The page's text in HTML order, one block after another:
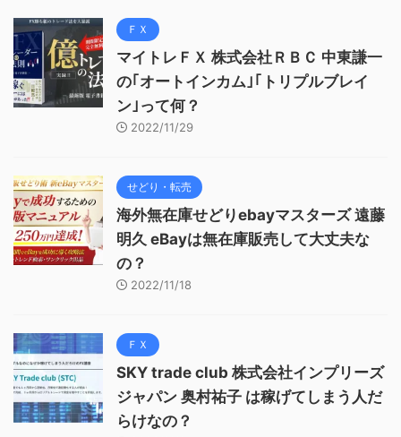
ＦＸ
マイトレＦＸ 株式会社ＲＢＣ 中東謙一
の｢オートインカム｣｢トリプルブレイ
ン｣って何？
2022/11/29
せどり・転売
海外無在庫せどりebayマスターズ 遠藤
明久 eBayは無在庫販売して大丈夫な
の？
2022/11/18
ＦＸ
SKY trade club 株式会社インプリーズ
ジャパン 奥村祐子 は稼げてしまう人だ
らけなの？